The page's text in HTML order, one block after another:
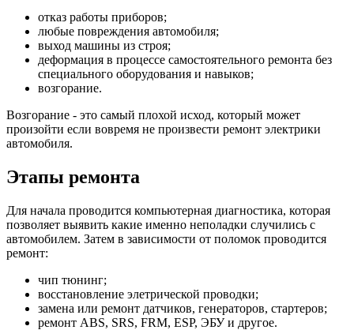
отказ работы приборов;
любые повреждения автомобиля;
выход машины из строя;
деформация в процессе самостоятельного ремонта без
специального оборудования и навыков;
возгорание.
Возгорание - это самый плохой исход, который может
произойти если вовремя не произвести ремонт электрики
автомобиля.
Этапы ремонта
Для начала проводится компьютерная диагностика, которая
позволяет выявить какие именно неполадки случились с
автомобилем. Затем в зависимости от поломок проводится
ремонт:
чип тюнинг;
восстановление элетрической проводки;
замена или ремонт датчиков, генераторов, стартеров;
ремонт ABS, SRS, FRM, ESP, ЭБУ и другое.